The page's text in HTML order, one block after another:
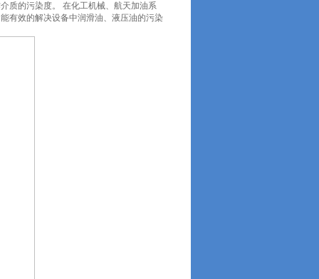
质的污染度。 在化工机械、航天加油系
有效的解决设备中润滑油、液压油的污染